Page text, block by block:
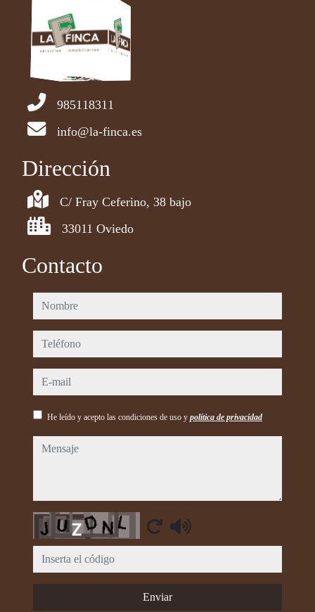
985118311
info@la-finca.es
Dirección
C/ Fray Ceferino, 38 bajo
33011 Oviedo
Contacto
nombre
teléfono
e-mail
He leído y acepto las condiciones de uso y política de privacidad
mensaje
Captcha
Enviar